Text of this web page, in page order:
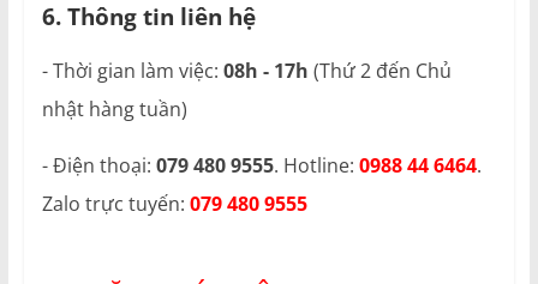
6. Thông tin liên hệ
- Thời gian làm việc: 08h - 17h (Thứ 2 đến Chủ
nhật hàng tuần)
- Điện thoại: 079 480 9555. Hotline: 0988 44 6464.
Zalo trực tuyến: 079 480 9555